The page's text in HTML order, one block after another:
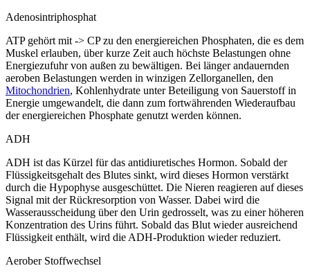
Adenosintriphosphat
ATP gehört mit -> CP zu den energiereichen Phosphaten, die es dem
Muskel erlauben, über kurze Zeit auch höchste Belastungen ohne
Energiezufuhr von außen zu bewältigen. Bei länger andauernden
aeroben Belastungen werden in winzigen Zellorganellen, den
Mitochondrien, Kohlenhydrate unter Beteiligung von Sauerstoff in
Energie umgewandelt, die dann zum fortwährenden Wiederaufbau
der energiereichen Phosphate genutzt werden können.
ADH
ADH ist das Kürzel für das antidiuretisches Hormon. Sobald der
Flüssigkeitsgehalt des Blutes sinkt, wird dieses Hormon verstärkt
durch die Hypophyse ausgeschüttet. Die Nieren reagieren auf dieses
Signal mit der Rückresorption von Wasser. Dabei wird die
Wasserausscheidung über den Urin gedrosselt, was zu einer höheren
Konzentration des Urins führt. Sobald das Blut wieder ausreichend
Flüssigkeit enthält, wird die ADH-Produktion wieder reduziert.
Aerober Stoffwechsel